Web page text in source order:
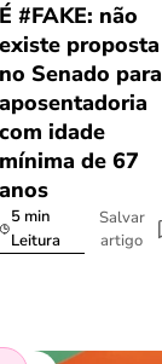
É #FAKE: não
existe proposta
no Senado para
aposentadoria
com idade
mínima de 67
anos
5 min
Leitura
Salvar
artigo